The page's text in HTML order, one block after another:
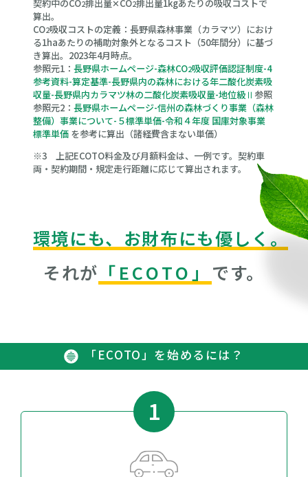
契約中のCO2排出量✕CO2排出量1kgあたりの吸収コストで
算出。
CO2吸収コストの定義：長野県森林事業（カラマツ）におけ
る1haあたりの補助対象外となるコスト（50年間分）に基づ
き算出。2023年4月時点。
参照元1： 長野県ホームページ-森林CO2吸収評価認証制度-4
参考資料-算定基準-長野県内の森林における年二酸化炭素吸
収量-長野県内カラマツ林の二酸化炭素吸収量-地位級Ⅱ 参照
参照元2： 長野県ホームページ-信州の森林づくり事業（森林
整備）事業について-５標準単価-令和４年度 国庫対象事業
標準単価を参考に算出（諸経費含まない単価）
※3 上記ECOTO料金及び月額料金は、一例です。契約車
両・契約期間・規定走行距離に応じて算出されます。
環境にも、お財布にも優しく。
それが 「ECOTO」 です。
「ECOTO」を始めるには？
1